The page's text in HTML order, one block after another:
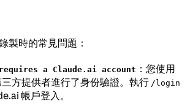
製時的常見問題：
requires a Claude.ai account ：您使用
方提供者進行了身份驗證。執行 /login
帳戶登入。